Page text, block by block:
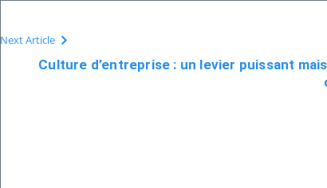
Next Article
Culture d’entreprise : un levier puissant